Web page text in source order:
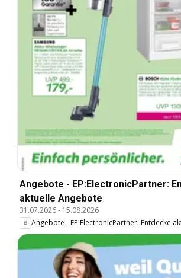
Angebote - EP:ElectronicPartner:
aktuelle Angebote
31.07.2026- 15.08.2026
Angebote - EP:ElectronicPartner: Entdecke